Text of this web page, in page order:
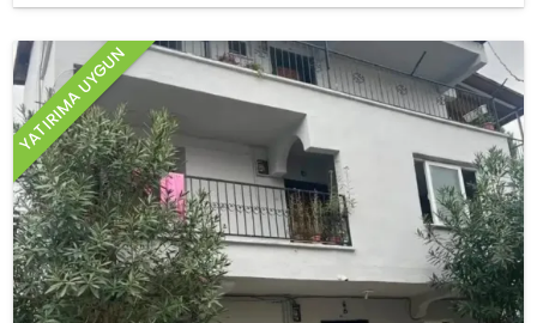
YATIRIMA UYGUN